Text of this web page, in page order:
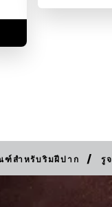
ฑ์สำหรับริมฝีปาก / รู